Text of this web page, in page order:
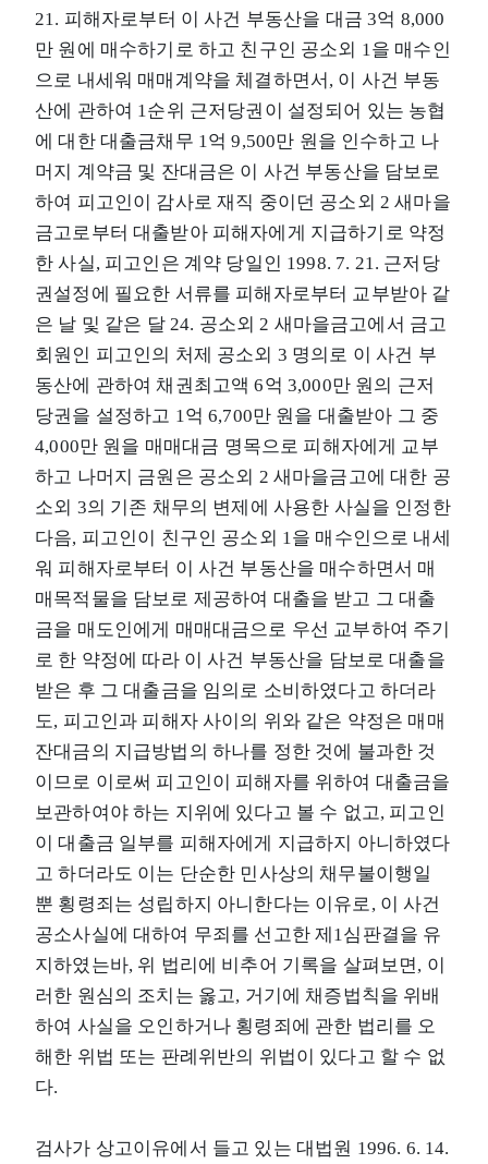
21. 피해자로부터 이 사건 부동산을 대금 3억 8,000
만 원에 매수하기로 하고 친구인 공소외 1을 매수인
으로 내세워 매매계약을 체결하면서, 이 사건 부동
산에 관하여 1순위 근저당권이 설정되어 있는 농협
에 대한 대출금채무 1억 9,500만 원을 인수하고 나
머지 계약금 및 잔대금은 이 사건 부동산을 담보로
하여 피고인이 감사로 재직 중이던 공소외 2 새마을
금고로부터 대출받아 피해자에게 지급하기로 약정
한 사실, 피고인은 계약 당일인 1998. 7. 21. 근저당
권설정에 필요한 서류를 피해자로부터 교부받아 같
은 날 및 같은 달 24. 공소외 2 새마을금고에서 금고
회원인 피고인의 처제 공소외 3 명의로 이 사건 부
동산에 관하여 채권최고액 6억 3,000만 원의 근저
당권을 설정하고 1억 6,700만 원을 대출받아 그 중
4,000만 원을 매매대금 명목으로 피해자에게 교부
하고 나머지 금원은 공소외 2 새마을금고에 대한 공
소외 3의 기존 채무의 변제에 사용한 사실을 인정한
다음, 피고인이 친구인 공소외 1을 매수인으로 내세
워 피해자로부터 이 사건 부동산을 매수하면서 매
매목적물을 담보로 제공하여 대출을 받고 그 대출
금을 매도인에게 매매대금으로 우선 교부하여 주기
로 한 약정에 따라 이 사건 부동산을 담보로 대출을
받은 후 그 대출금을 임의로 소비하였다고 하더라
도, 피고인과 피해자 사이의 위와 같은 약정은 매매
잔대금의 지급방법의 하나를 정한 것에 불과한 것
이므로 이로써 피고인이 피해자를 위하여 대출금을
보관하여야 하는 지위에 있다고 볼 수 없고, 피고인
이 대출금 일부를 피해자에게 지급하지 아니하였다
고 하더라도 이는 단순한 민사상의 채무불이행일
뿐 횡령죄는 성립하지 아니한다는 이유로, 이 사건
공소사실에 대하여 무죄를 선고한 제1심판결을 유
지하였는바, 위 법리에 비추어 기록을 살펴보면, 이
러한 원심의 조치는 옳고, 거기에 채증법칙을 위배
하여 사실을 오인하거나 횡령죄에 관한 법리를 오
해한 위법 또는 판례위반의 위법이 있다고 할 수 없
다.
검사가 상고이유에서 들고 있는 대법원 1996. 6. 14.